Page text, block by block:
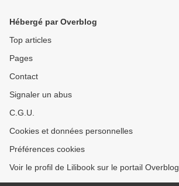
Hébergé par Overblog
Top articles
Pages
Contact
Signaler un abus
C.G.U.
Cookies et données personnelles
Préférences cookies
Voir le profil de Lilibook sur le portail Overblog